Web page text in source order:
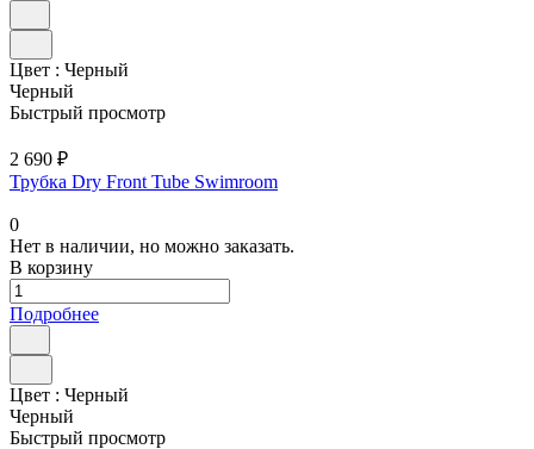
Цвет : Черный
Черный
Быстрый просмотр
2 690 ₽
Трубка Dry Front Tube Swimroom
0
Нет в наличии, но можно заказать.
В корзину
Подробнее
Цвет : Черный
Черный
Быстрый просмотр